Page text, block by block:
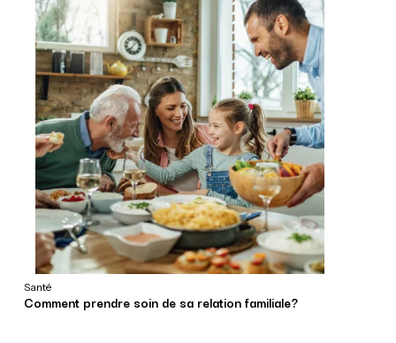
Santé
Comment prendre soin de sa relation familiale?